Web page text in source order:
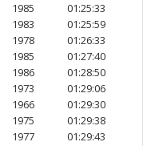
1985
01:25:33
1983
01:25:59
1978
01:26:33
1985
01:27:40
1986
01:28:50
1973
01:29:06
1966
01:29:30
1975
01:29:38
1977
01:29:43